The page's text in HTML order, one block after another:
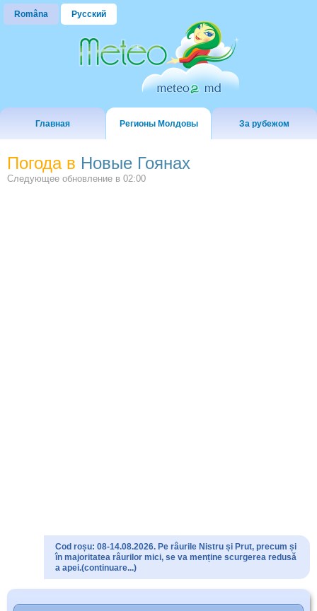
Româna Русский
Главная Регионы Молдовы За рубежом
Погода в Новые Гоянах
Следующее обновление в 02:00
Cod roșu: 08-14.08.2026. Pe râurile Nistru și Prut, precum și
în majoritatea râurilor mici, se va menține scurgerea redusă
a apei.(continuare...)